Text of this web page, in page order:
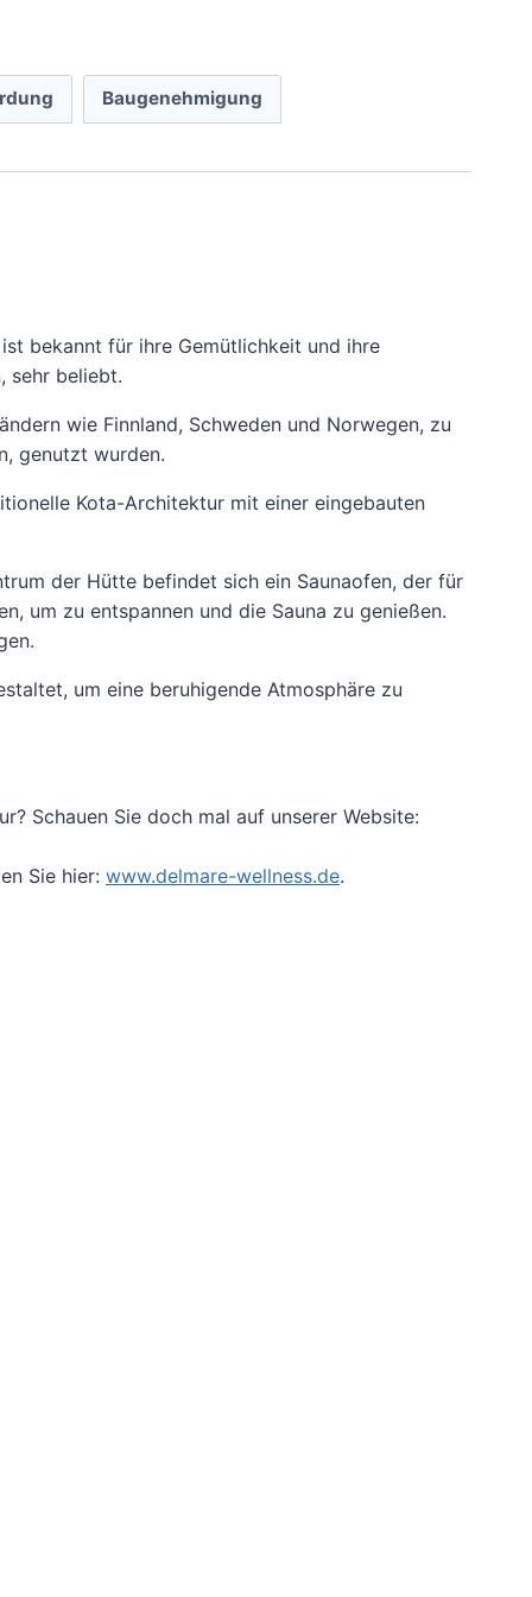
Baugenehmigung
bekannt für ihre Gemütlichkeit und ihre
sehr beliebt.
wie Finnland, Schweden und Norwegen, zu
genutzt wurden.
Kota-Architektur mit einer eingebauten
der Hütte befindet sich ein Saunaofen, der für
um zu entspannen und die Sauna zu genießen.
um eine beruhigende Atmosphäre zu
Schauen Sie doch mal auf unserer Website:
Sie hier: www.delmare-wellness.de.